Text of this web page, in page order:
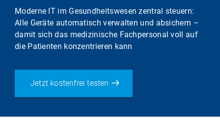
Moderne IT im Gesundheitswesen zentral steuern:
Alle Geräte automatisch verwalten und absichern –
damit sich das medizinische Fachpersonal voll auf
die Patienten konzentrieren kann
Jetzt kostenfrei testen